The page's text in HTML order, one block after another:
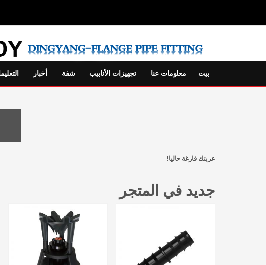
بيت معلومات عنا تجهيزات الأنابيب شفة أخبار
عربتك فارغة حاليا!
جديد في المتجر